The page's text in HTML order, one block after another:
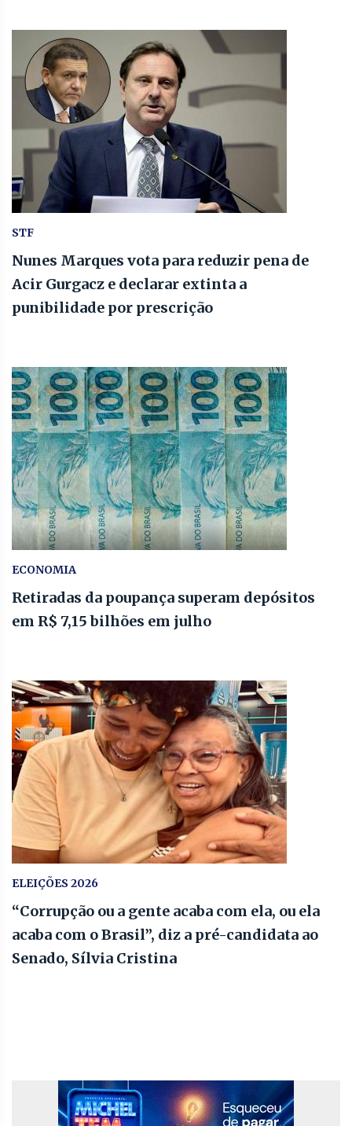
STF
Nunes Marques vota para reduzir pena de
Acir Gurgacz e declarar extinta a
punibilidade por prescrição
ECONOMIA
Retiradas da poupança superam depósitos
em R$ 7,15 bilhões em julho
ELEIÇÕES 2026
“Corrupção ou a gente acaba com ela, ou ela
acaba com o Brasil”, diz a pré-candidata ao
Senado, Sílvia Cristina